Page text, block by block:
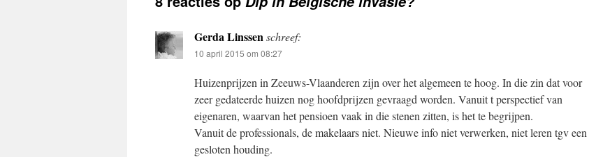
Gerda Linssenschreef:
10 april 2015 om 08:27
Huizenprijzen in Zeeuws-Vlaanderen zijn over het algemeen te hoog. In die zin dat voor
zeer gedateerde huizen nog hoofdprijzen gevraagd worden. Vanuit t perspectief van
eigenaren, waarvan het pensioen vaak in die stenen zitten, is het te begrijpen.
Vanuit de professionals, de makelaars niet. Nieuwe info niet verwerken, niet leren tgv een
gesloten houding.